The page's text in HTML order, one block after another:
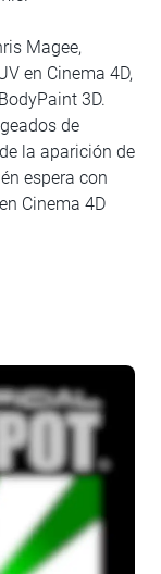
Magee,
en Cinema 4D,
3D.
de
la aparición de
espera con
Cinema 4D